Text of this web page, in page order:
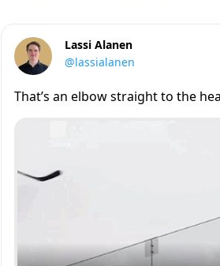
Lassi Alanen
@lassialanen
That’s an elbow straight to the